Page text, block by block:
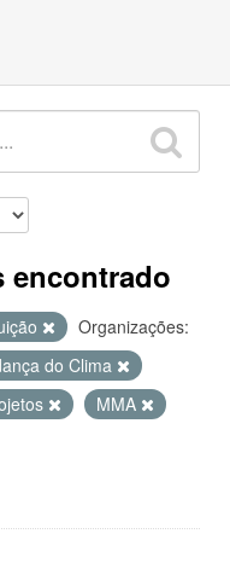
encontrado
Organizações:
do Clima
MMA